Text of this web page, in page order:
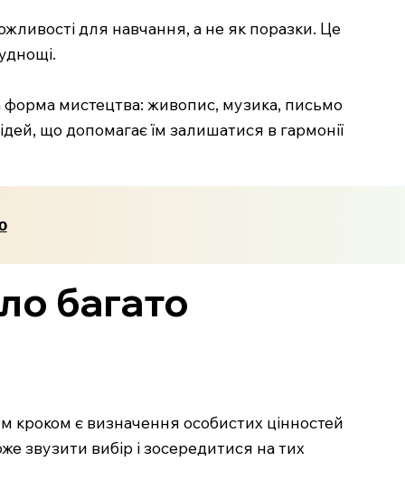
для навчання, а не як поразки. Це
форма мистецтва: живопис, музика, письмо
що допомагає їм залишатися в гармонії
багато
кроком є визначення особистих цінностей
звузити вибір і зосередитися на тих